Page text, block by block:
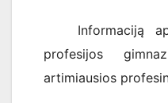
Informaciją
profesijos
artimiausios